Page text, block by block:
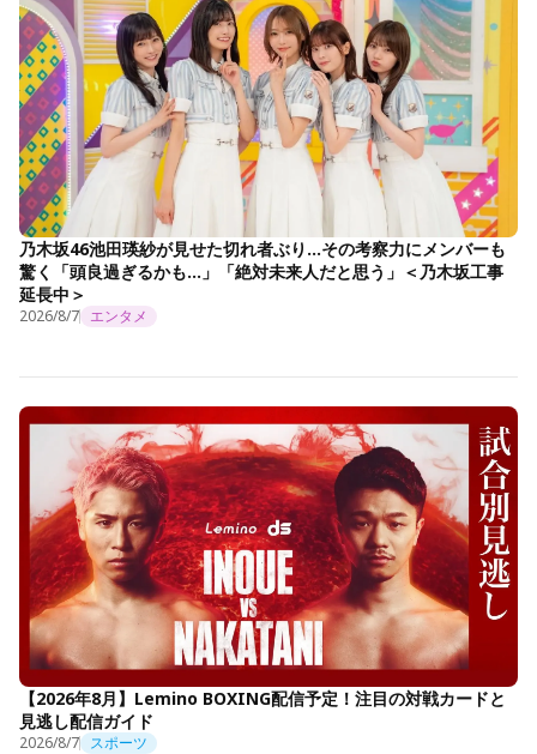
乃木坂46池田瑛紗が見せた切れ者ぶり…その考察力にメンバーも
驚く「頭良過ぎるかも…」「絶対未来人だと思う」＜乃木坂工事
延長中＞
2026/8/7 エンタメ
【2026年8月】Lemino BOXING配信予定！注目の対戦カードと
見逃し配信ガイド
2026/8/7 スポーツ